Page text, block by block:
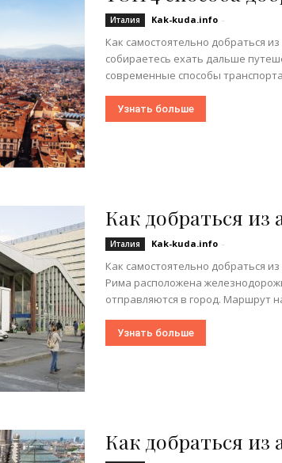
Италия Kak-kuda.info -
Как самостоятельно добраться
собираетесь ехать дальше
современные способы
Узнать больше
Как добраться из
Италия Kak-kuda.info -
Как самостоятельно добраться
Рима расположена
отправляются в город. Маршрут
Узнать больше
Как добраться